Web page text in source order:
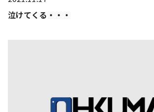
泣けてくる・・・